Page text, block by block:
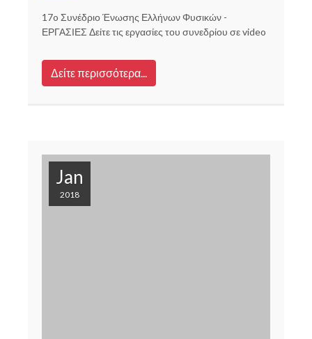
17o Συνέδριο Ένωσης Ελλήνων Φυσικών -
ΕΡΓΑΣΙΕΣ Δείτε τις εργασίες του συνεδρίου σε video
Δείτε περισσότερα...
Jan
2018